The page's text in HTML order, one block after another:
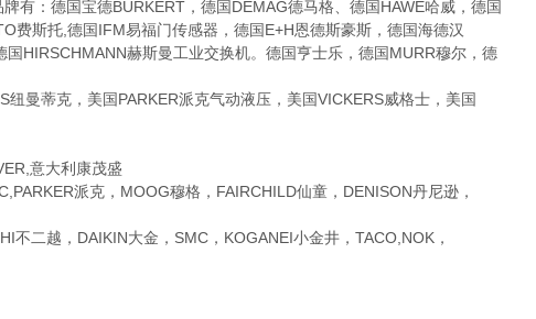
：德国宝德BURKERT，德国DEMAG德马格、德国HAWE哈威，德国
费斯托,德国IFM易福门传感器，德国E+H恩德斯豪斯，德国海德汉
HIRSCHMANN赫斯曼工业交换机。德国亨士乐，德国MURR穆尔，德
蒂克，美国PARKER派克气动液压，美国VICKERS威格士，美国
意大利康茂盛
派克，MOOG穆格，FAIRCHILD仙童，DENISON丹尼逊，
二越，DAIKIN大金，SMC，KOGANEI小金井，TACO,NOK，